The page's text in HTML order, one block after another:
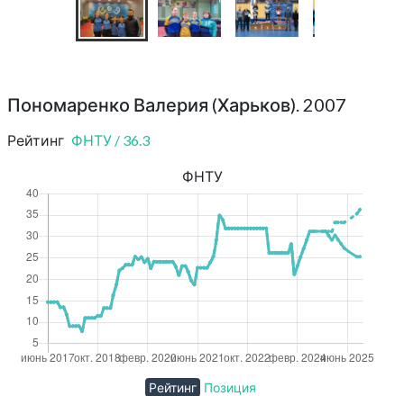
Пономаренко Валерия (Харьков). 2007
Рейтинг ФНТУ / 36.3
ФНТУ
Рейтинг Позиция